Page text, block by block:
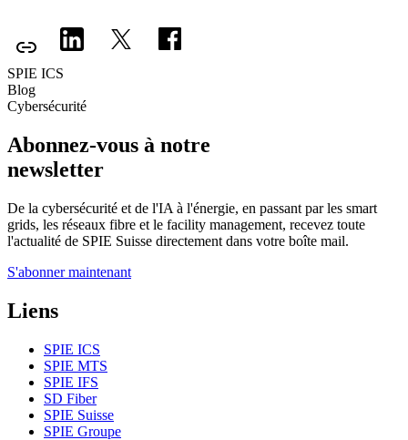
SPIE ICS
Blog
Cybersécurité
Abonnez-vous à notre
newsletter
De la cybersécurité et de l'IA à l'énergie, en passant par les smart
grids, les réseaux fibre et le facility management, recevez toute
l'actualité de SPIE Suisse directement dans votre boîte mail.
S'abonner maintenant
Liens
SPIE ICS
SPIE MTS
SPIE IFS
SD Fiber
SPIE Suisse
SPIE Groupe